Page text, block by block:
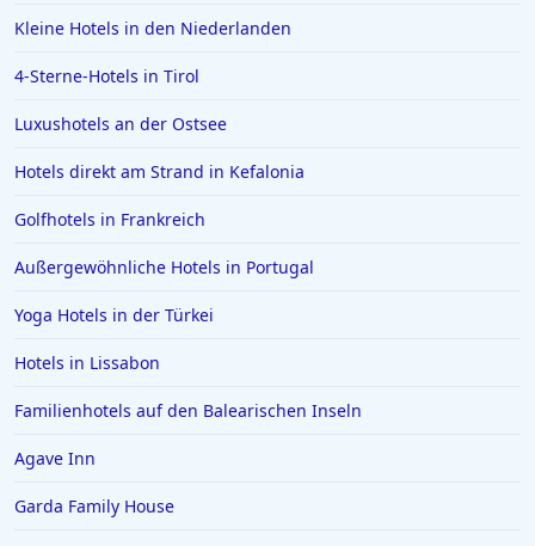
Kleine Hotels in den Niederlanden
4-Sterne-Hotels in Tirol
Luxushotels an der Ostsee
Hotels direkt am Strand in Kefalonia
Golfhotels in Frankreich
Außergewöhnliche Hotels in Portugal
Yoga Hotels in der Türkei
Hotels in Lissabon
Familienhotels auf den Balearischen Inseln
Agave Inn
Garda Family House